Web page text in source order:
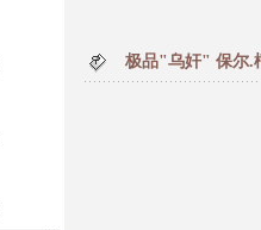
极品"乌奸" 保尔.